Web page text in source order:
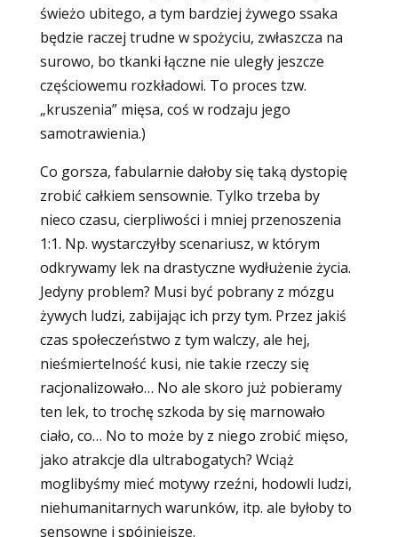
świeżo ubitego, a tym bardziej żywego ssaka
będzie raczej trudne w spożyciu, zwłaszcza na
surowo, bo tkanki łączne nie uległy jeszcze
częściowemu rozkładowi. To proces tzw.
„kruszenia” mięsa, coś w rodzaju jego
samotrawienia.)
Co gorsza, fabularnie dałoby się taką dystopię
zrobić całkiem sensownie. Tylko trzeba by
nieco czasu, cierpliwości i mniej przenoszenia
1:1. Np. wystarczyłby scenariusz, w którym
odkrywamy lek na drastyczne wydłużenie życia.
Jedyny problem? Musi być pobrany z mózgu
żywych ludzi, zabijając ich przy tym. Przez jakiś
czas społeczeństwo z tym walczy, ale hej,
nieśmiertelność kusi, nie takie rzeczy się
racjonalizowało… No ale skoro już pobieramy
ten lek, to trochę szkoda by się marnowało
ciało, co… No to może by z niego zrobić mięso,
jako atrakcje dla ultrabogatych? Wciąż
moglibyśmy mieć motywy rzeźni, hodowli ludzi,
niehumanitarnych warunków, itp. ale byłoby to
sensowne i spójniejsze.